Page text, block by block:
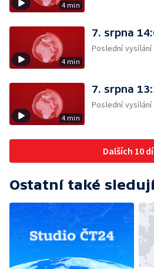
4 min
4 min
7. srpna
Poslední vysílání
4 min
7. srpna
Poslední vysílání
Dalších 10
Ostatní také